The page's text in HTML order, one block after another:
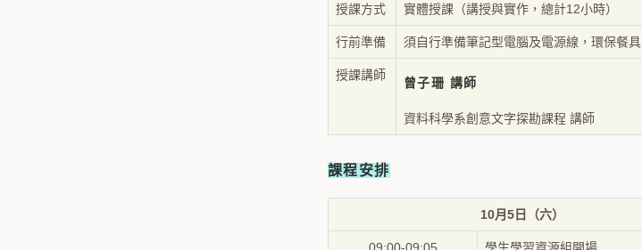
授課方式 實體授課（講授與實作，總計12小時）
行前準備 須自行準備筆記型電腦及電源線，環保餐具
授課講師
曾子珊 講師
資料科學系創意文字探勘課程 講師
課程安排
10月5日（六）